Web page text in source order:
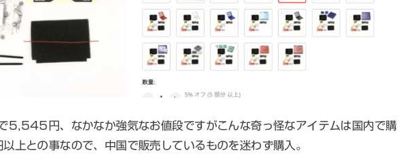
5,545円、なかなか強気なお値段ですがこんな奇っ怪なアイテムは国内で購
上との事なので、中国で販売しているものを迷わず購入。